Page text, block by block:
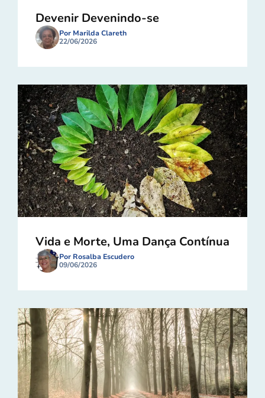
Devenir Devenindo-se
Por Marilda Clareth
22/06/2026
Vida e Morte, Uma Dança Contínua
Por Rosalba Escudero
09/06/2026